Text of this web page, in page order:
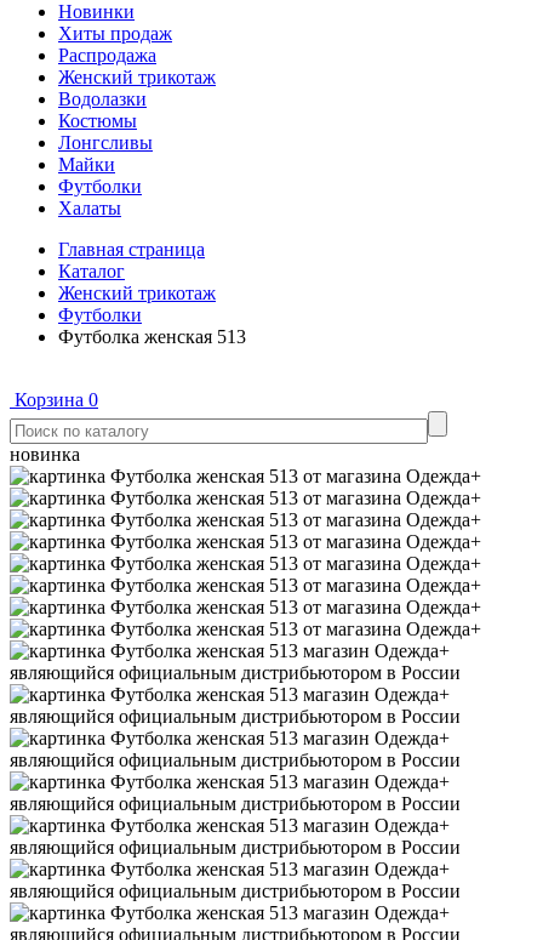
Новинки
Хиты продаж
Распродажа
Женский трикотаж
Водолазки
Костюмы
Лонгсливы
Майки
Футболки
Халаты
Главная страница
Каталог
Женский трикотаж
Футболки
Футболка женская 513
Корзина 0
новинка